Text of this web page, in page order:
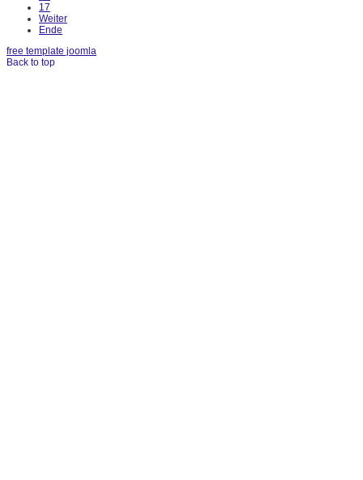
17
Weiter
Ende
free template joomla
Back to top